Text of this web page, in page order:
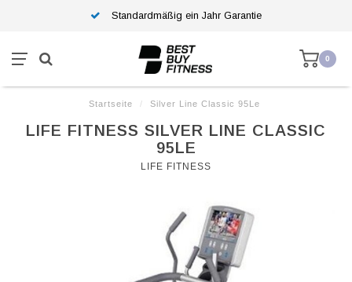
Standardmäßig ein Jahr Garantie
0
Startseite / Silver Line Classic 95Le
LIFE FITNESS SILVER LINE CLASSIC
95LE
LIFE FITNESS